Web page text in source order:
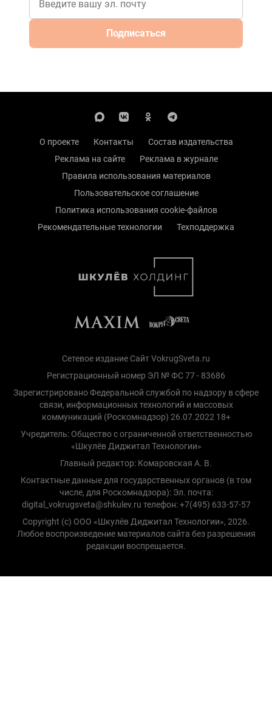
Подписаться
О проекте Контакты
Состав издательства
Реклама на сайте
Реклама в журнале
Правила использования материалов
Пользовательское соглашение
Политика использования cookie-файлов
Рекомендательные технологии
Техподдержка
Сетевое издание Сайт VokrugSveta.ru
Регистрационный номер ЭЛ № ФС 77 - 83686
Зарегистрировано Федеральной службой по надзору в сфере
связи, информационных технологий и массовых
коммуникаций (Роскомнадзор) 26.07.2022 18+
Учредитель: Общество с ограниченной ответственностью
«Шкулёв Диджитал Технологии»
Главный редактор: Комаровская А. В.
Контактные данные для государственных органов (в том
числе, для Роскомнадзора): Эл. почта:
digital_vokrugsveta@shkulev.ru телефон: +7(495) 633-57-57
Copyright (с) ООО «Шкулёв Диджитал Технологии», 2026.
Любое воспроизведение материалов сайта без разрешения
редакции воспрещается.